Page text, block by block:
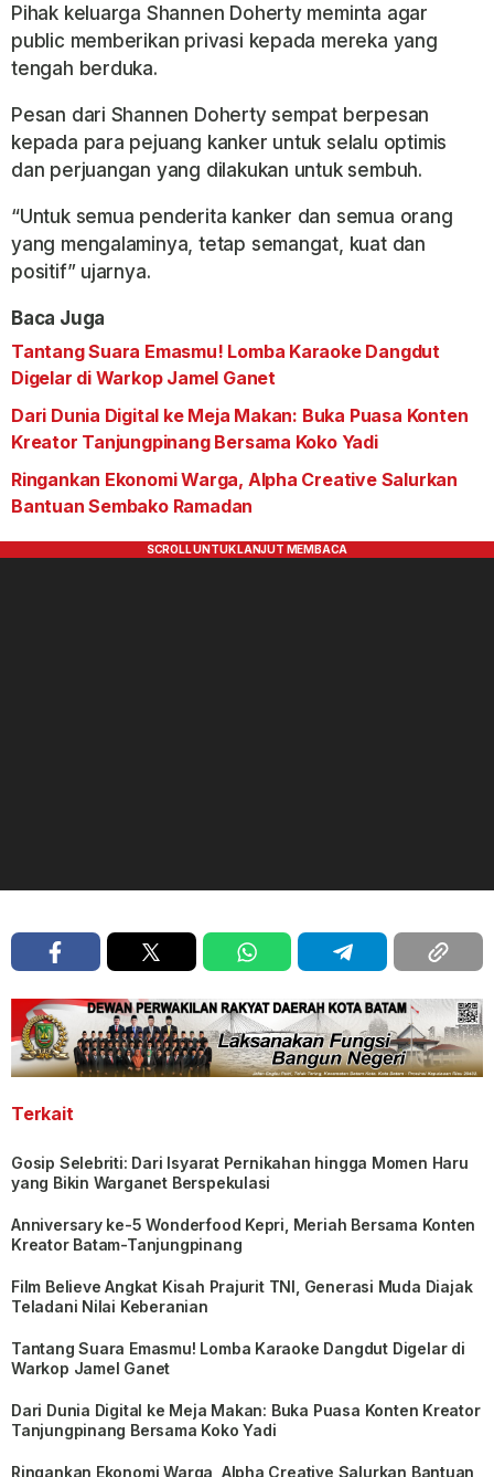
Pihak keluarga Shannen Doherty meminta agar
public memberikan privasi kepada mereka yang
tengah berduka.
Pesan dari Shannen Doherty sempat berpesan
kepada para pejuang kanker untuk selalu optimis
dan perjuangan yang dilakukan untuk sembuh.
“Untuk semua penderita kanker dan semua orang
yang mengalaminya, tetap semangat, kuat dan
positif” ujarnya.
Baca Juga
Tantang Suara Emasmu! Lomba Karaoke Dangdut
Digelar di Warkop Jamel Ganet
Dari Dunia Digital ke Meja Makan: Buka Puasa Konten
Kreator Tanjungpinang Bersama Koko Yadi
Ringankan Ekonomi Warga, Alpha Creative Salurkan
Bantuan Sembako Ramadan
Terkait
Gosip Selebriti: Dari Isyarat Pernikahan hingga Momen Haru
yang Bikin Warganet Berspekulasi
Anniversary ke-5 Wonderfood Kepri, Meriah Bersama Konten
Kreator Batam-Tanjungpinang
Film Believe Angkat Kisah Prajurit TNI, Generasi Muda Diajak
Teladani Nilai Keberanian
Tantang Suara Emasmu! Lomba Karaoke Dangdut Digelar di
Warkop Jamel Ganet
Dari Dunia Digital ke Meja Makan: Buka Puasa Konten Kreator
Tanjungpinang Bersama Koko Yadi
Ringankan Ekonomi Warga, Alpha Creative Salurkan Bantuan